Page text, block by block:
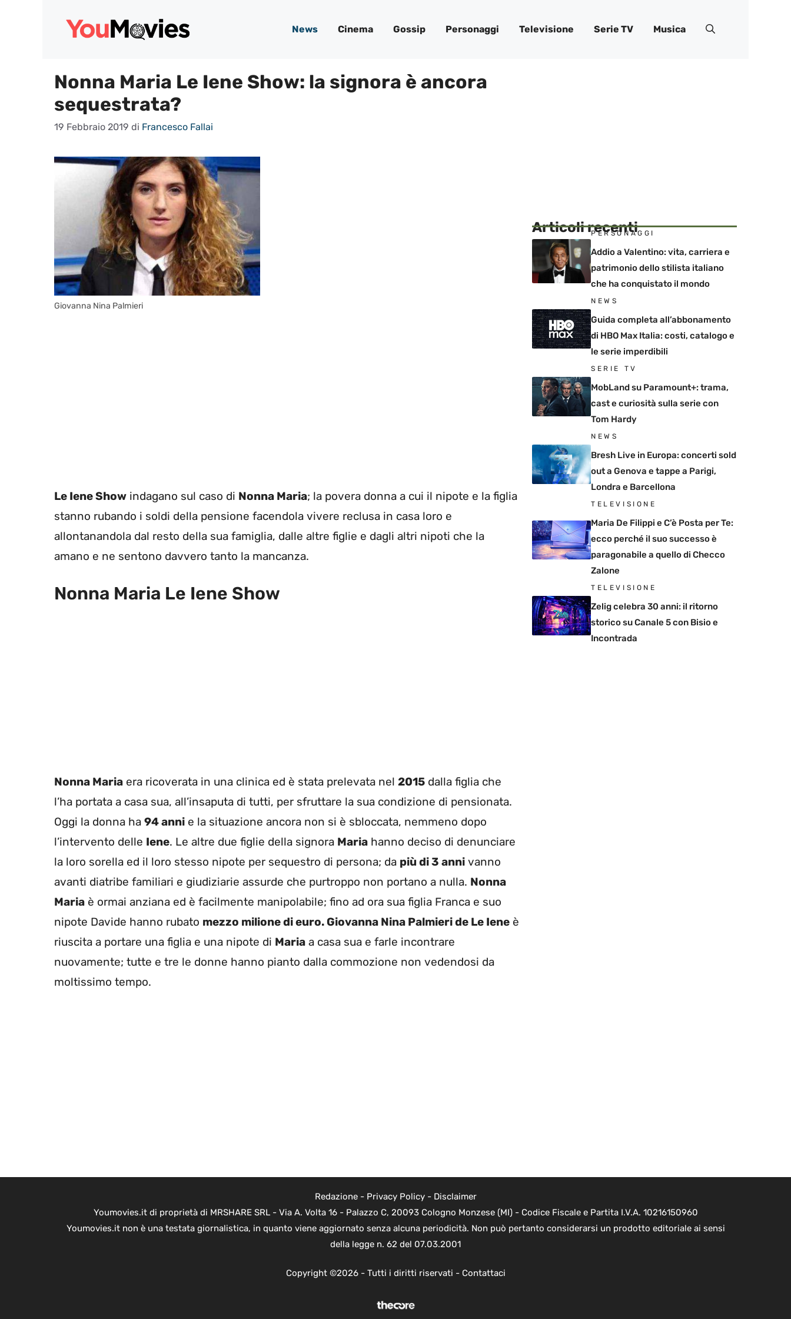
News Cinema Gossip Personaggi Televisione Serie TV Musica
Nonna Maria Le Iene Show: la signora è ancora
sequestrata?
19 Febbraio 2019 di Francesco Fallai
Giovanna Nina Palmieri
Le Iene Show indagano sul caso di Nonna Maria; la povera donna a cui il nipote e la figlia
stanno rubando i soldi della pensione facendola vivere reclusa in casa loro e
allontanandola dal resto della sua famiglia, dalle altre figlie e dagli altri nipoti che la
amano e ne sentono davvero tanto la mancanza.
Nonna Maria Le Iene Show
Nonna Maria era ricoverata in una clinica ed è stata prelevata nel 2015 dalla figlia che
l’ha portata a casa sua, all’insaputa di tutti, per sfruttare la sua condizione di pensionata.
Oggi la donna ha 94 anni e la situazione ancora non si è sbloccata, nemmeno dopo
l’intervento delle Iene. Le altre due figlie della signora Maria hanno deciso di denunciare
la loro sorella ed il loro stesso nipote per sequestro di persona; da più di 3 anni vanno
avanti diatribe familiari e giudiziarie assurde che purtroppo non portano a nulla. Nonna
Maria è ormai anziana ed è facilmente manipolabile; fino ad ora sua figlia Franca e suo
nipote Davide hanno rubato mezzo milione di euro. Giovanna Nina Palmieri de Le Iene è
riuscita a portare una figlia e una nipote di Maria a casa sua e farle incontrare
nuovamente; tutte e tre le donne hanno pianto dalla commozione non vedendosi da
moltissimo tempo.
Articoli recenti
PERSONAGGI
Addio a Valentino: vita, carriera e
patrimonio dello stilista italiano
che ha conquistato il mondo
NEWS
Guida completa all’abbonamento
di HBO Max Italia: costi, catalogo e
le serie imperdibili
SERIE TV
MobLand su Paramount+: trama,
cast e curiosità sulla serie con
Tom Hardy
NEWS
Bresh Live in Europa: concerti sold
out a Genova e tappe a Parigi,
Londra e Barcellona
TELEVISIONE
Maria De Filippi e C’è Posta per Te:
ecco perché il suo successo è
paragonabile a quello di Checco
Zalone
TELEVISIONE
Zelig celebra 30 anni: il ritorno
storico su Canale 5 con Bisio e
Incontrada
Redazione- Privacy Policy- Disclaimer
Youmovies.it di proprietà di MRSHARE SRL - Via A. Volta 16 - Palazzo C, 20093 Cologno Monzese (MI) - Codice Fiscale e Partita I.V.A. 10216150960
Youmovies.it non è una testata giornalistica, in quanto viene aggiornato senza alcuna periodicità. Non può pertanto considerarsi un prodotto editoriale ai sensi
della legge n. 62 del 07.03.2001
Copyright ©2026 - Tutti i diritti riservati - Contattaci